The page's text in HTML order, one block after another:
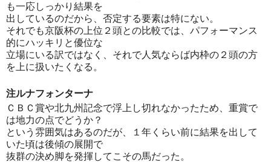
も一応しっかり結果を
出しているのだから、否定する要素は特にない。
それでも京阪杯の上位２頭との比較では、パフォーマンス
的にハッキリと優位な
立場にいる訳ではなく、それで人気ならば内枠の２頭の方
を上に扱いたくなる。
注ルナフォンターナ
ＣＢＣ賞や北九州記念で浮上し切れなかったため、重賞で
は地力の点でどうか？
という雰囲気はあるのだが、１年くらい前に結果を出して
いた頃は後傾の展開で
抜群の決め脚を発揮してこその馬だった。